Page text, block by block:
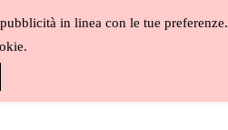
in linea con le tue preferenze.